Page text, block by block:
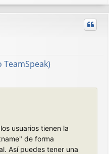
r
r
usuarios tienen la
de forma
Así puedes tener una